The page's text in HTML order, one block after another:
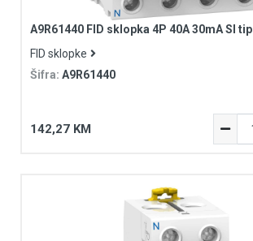
A9R61440 FID sklopka 4P 40A 30mA SI tip
FID sklopke
Šifra: A9R61440
142,27 KM